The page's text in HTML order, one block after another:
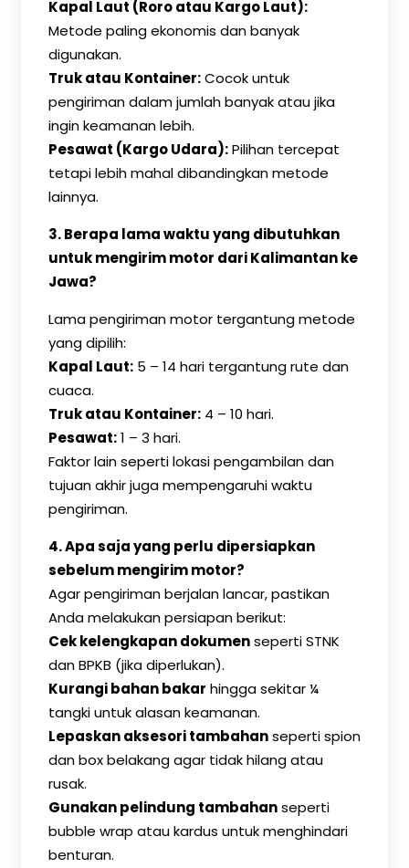
Kapal Laut (Roro atau Kargo Laut):
Metode paling ekonomis dan banyak
digunakan.
Truk atau Kontainer:Cocok untuk
pengiriman dalam jumlah banyak atau jika
ingin keamanan lebih.
Pesawat (Kargo Udara):Pilihan tercepat
tetapi lebih mahal dibandingkan metode
lainnya.
3. Berapa lama waktu yang dibutuhkan
untuk mengirim motor dari Kalimantan ke
Jawa?
Lama pengiriman motor tergantung metode
yang dipilih:
Kapal Laut: 5 – 14 hari tergantung rute dan
cuaca.
Truk atau Kontainer: 4 – 10 hari.
Pesawat:1 – 3 hari.
Faktor lain seperti lokasi pengambilan dan
tujuan akhir juga mempengaruhi waktu
pengiriman.
4. Apa saja yang perlu dipersiapkan
sebelum mengirim motor?
Agar pengiriman berjalan lancar, pastikan
Anda melakukan persiapan berikut:
Cek kelengkapan dokumenseperti STNK
dan BPKB (jika diperlukan).
Kurangi bahan bakar hingga sekitar ¼
tangki untuk alasan keamanan.
Lepaskan aksesori tambahanseperti spion
dan box belakang agar tidak hilang atau
rusak.
Gunakan pelindung tambahanseperti
bubble wrap atau kardus untuk menghindari
benturan.